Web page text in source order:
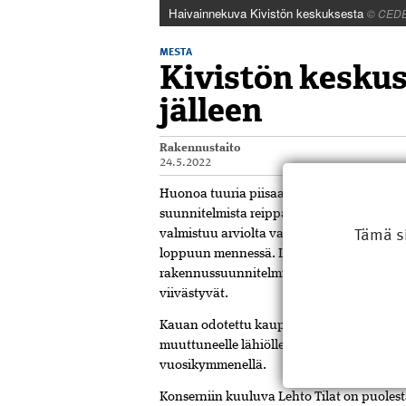
Haivainnekuva Kivistön keskuksesta©
MESTA
Kivistön
jälleen
Rakennustaito
24.5.2022
Huonoa tuuria piisaa edelleenkin
suunnitelmista reippaasti kutistuneen
valmistuu arviolta vasta alkusyksyllä
loppuun mennessä. Lehto Group
rakennussuunnitelmista oli
viivästyvät.
Kauan odotettu kauppa- ja
muuttuneelle lähiölle. Alkuperäiset
vuosikymmenellä.
Konserniin kuuluva Lehto Tilat on
Tämä